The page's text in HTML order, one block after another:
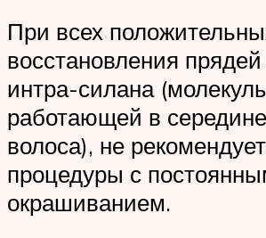
При всех
восстановления
интра-силана
работающей в
волоса), не
процедуры с
окрашиванием.